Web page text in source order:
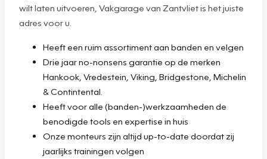
wilt laten uitvoeren, Vakgarage van Zantvliet is het juiste
adres voor u.
Heeft een ruim assortiment aan banden en velgen
Drie jaar no-nonsens garantie op de merken
Hankook, Vredestein, Viking, Bridgestone, Michelin
& Contintental.
Heeft voor alle (banden-)werkzaamheden de
benodigde tools en expertise in huis
Onze monteurs zijn altijd up-to-date doordat zij
jaarlijks trainingen volgen